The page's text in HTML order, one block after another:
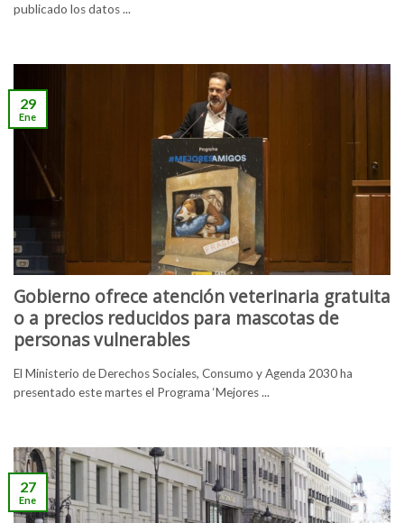
publicado los datos ...
Gobierno ofrece atención veterinaria gratuita
o a precios reducidos para mascotas de
personas vulnerables
El Ministerio de Derechos Sociales, Consumo y Agenda 2030 ha
presentado este martes el Programa ‘Mejores ...
29
Ene
27
Ene